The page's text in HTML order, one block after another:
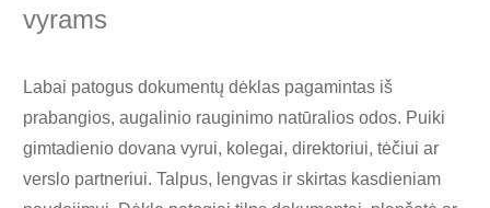
vyrams
Labai patogus dokumentų dėklas pagamintas iš
prabangios, augalinio rauginimo natūralios odos. Puiki
gimtadienio dovana vyrui, kolegai, direktoriui, tėčiui ar
verslo partneriui. Talpus, lengvas ir skirtas kasdieniam